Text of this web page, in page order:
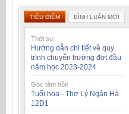
TIÊU ĐIỂM BÌNH LUẬN MỚI
Thời sự
Hướng dẫn chi tiết về quy
trình chuyển trường đợt đầu
năm học 2023-2024
Góc tâm hồn
Tuổi hoa - Thơ Lý Ngân Hà
12D1